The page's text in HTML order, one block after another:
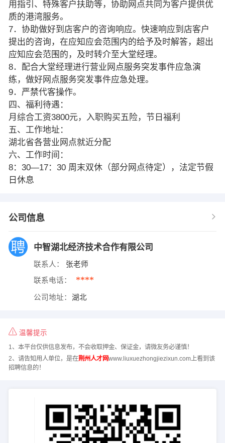
用指引、特殊客户扶助等，协助网点共同为客户提供优
质的港湾服务。
7．协助做好到店客户的咨询响应。快速响应到店客户
提出的咨询，在应知应会范围内的给予及时解答，超出
应知应会范围的，及时转介至大堂经理。
8．配合大堂经理进行营业网点服务突发事件应急演
练，做好网点服务突发事件应急处理。
9．严禁代客操作。
四、福利待遇：
月综合工资3800元，入职购买五险，节日福利
五、工作地址：
湖北省各营业网点就近分配
六、工作时间：
8：30—17：30 周末双休（部分网点待定），法定节假
日休息
公司信息
中智湖北经济技术合作有限公司
联系人： 张老师
联系电话： ****
公司地址： 湖北
温馨提示
1、本平台仅供信息发布，不会收取押金、保证金，请微友务必谨慎！
2、请告知用人单位，是在荆州人才网www.liuxuezhongjiezixun.com上看到该
招聘信息的！